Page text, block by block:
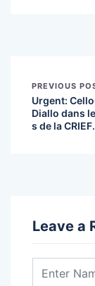
PREVIOUS
Urgent:
Diallo dans
s de la
Leave a